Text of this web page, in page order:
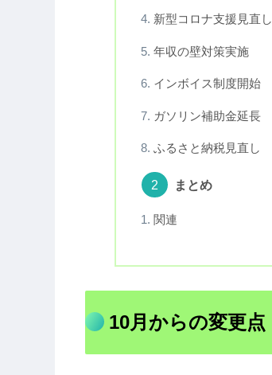
新型コロナ支援見直し
年収の壁対策実施
インボイス制度開始
ガソリン補助金延長
ふるさと納税見直し
まとめ
関連
10月からの変更点